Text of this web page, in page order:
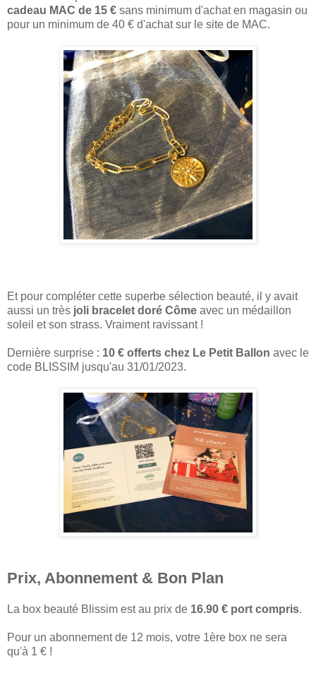
cadeau MAC de 15 € sans minimum d'achat en magasin ou
pour un minimum de 40 € d'achat sur le site de MAC.
Et pour compléter cette superbe sélection beauté, il y avait
aussi un très joli bracelet doré Côme avec un médaillon
soleil et son strass. Vraiment ravissant !
Dernière surprise : 10 € offerts chez Le Petit Ballon avec le
code BLISSIM jusqu'au 31/01/2023.
Prix, Abonnement & Bon Plan
La box beauté Blissim est au prix de 16.90 € port compris.
Pour un abonnement de 12 mois, votre 1ère box ne sera
qu'à 1 € !